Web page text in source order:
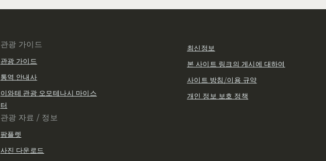
관광 가이드
관광 가이드
통역 안내사
이와테 관광 오모테나시 마이스
터
관광 자료 / 정보
팜플렛
사진 다운로드
최신정보
본 사이트 링크의 게시에 대하여
사이트 방침/이용 규약
개인 정보 보호 정책